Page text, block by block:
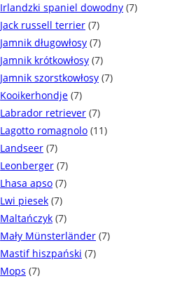
Irlandzki spaniel dowodny (7)
Jack russell terrier (7)
Jamnik długowłosy (7)
Jamnik krótkowłosy (7)
Jamnik szorstkowłosy (7)
Kooikerhondje (7)
Labrador retriever (7)
Lagotto romagnolo (11)
Landseer (7)
Leonberger (7)
Lhasa apso (7)
Lwi piesek (7)
Maltańczyk (7)
Mały Münsterländer (7)
Mastif hiszpański (7)
Mops (7)